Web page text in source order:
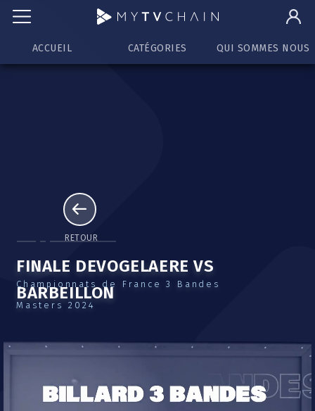
ACCUEIL CATÉGORIES QUI SOMMES NOUS
RETOUR
FINALE DEVOGELAERE VS
BARBEILLON
Championnats de France 3 Bandes
Masters 2024